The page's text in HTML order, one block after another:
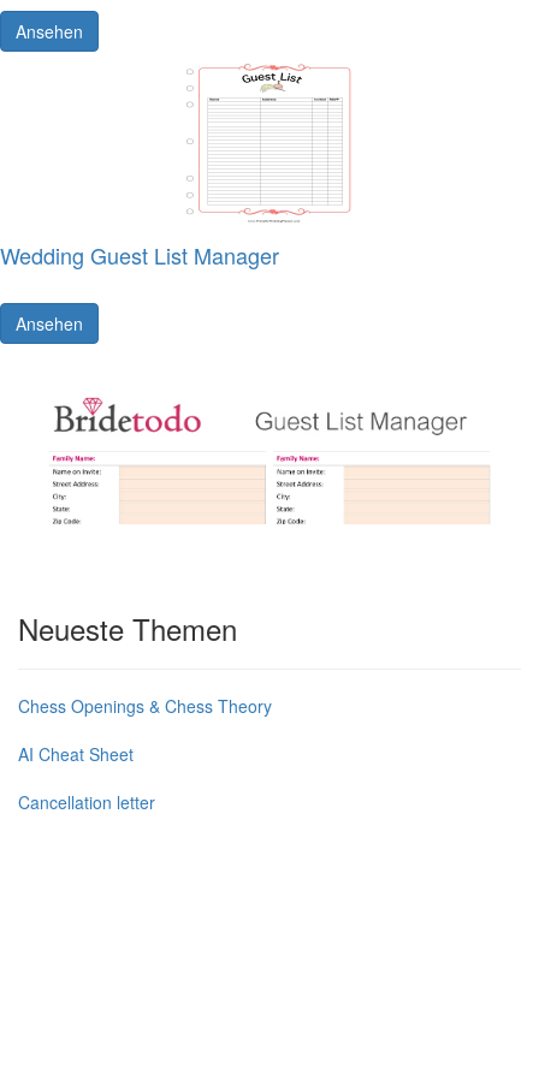
Ansehen
Wedding Guest List Manager
Ansehen
Neueste Themen
Chess Openings & Chess Theory
AI Cheat Sheet
Cancellation letter